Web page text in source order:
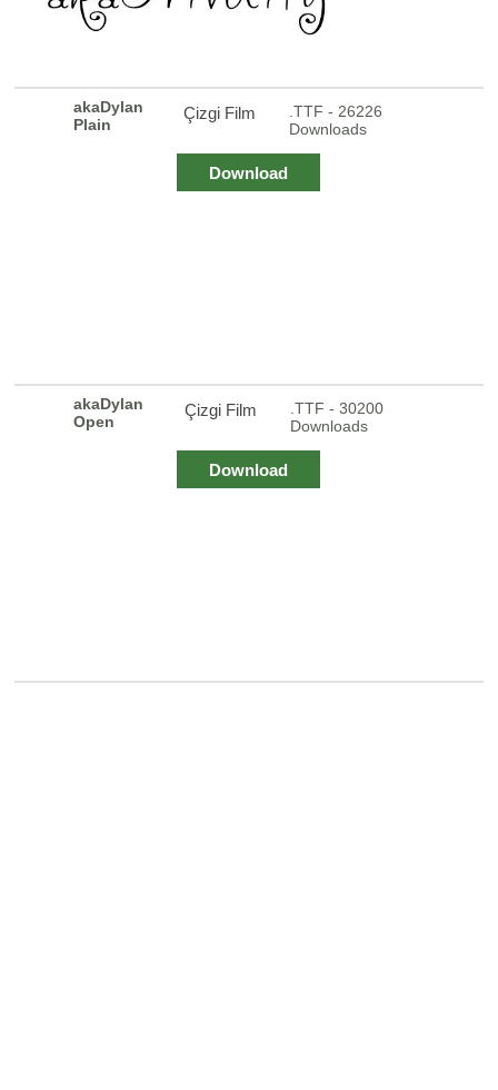
akaDylan
Plain
Çizgi Film
.TTF - 26226
Downloads
Download
akaDylan
Open
Çizgi Film
.TTF - 30200
Downloads
Download